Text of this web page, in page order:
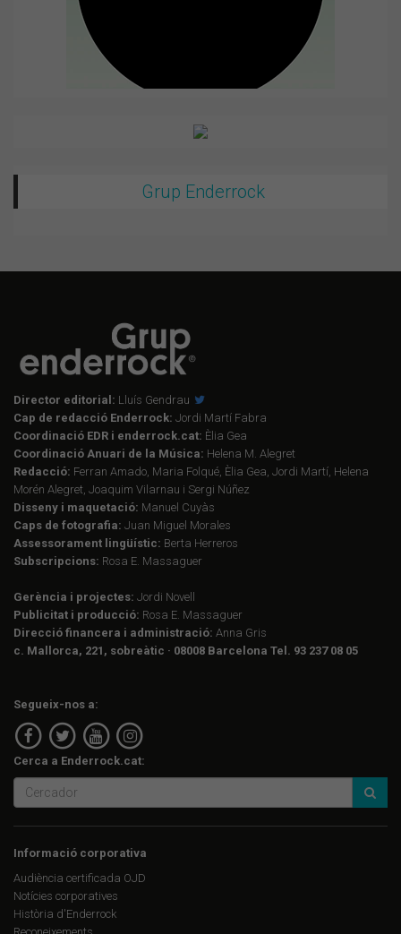
Grup Enderrock
Director editorial: Lluís Gendrau
Cap de redacció Enderrock: Jordi Martí Fabra
Coordinació EDR i enderrock.cat: Èlia Gea
Coordinació Anuari de la Música: Helena M. Alegret
Redacció: Ferran Amado, Maria Folqué, Èlia Gea, Jordi Martí, Helena
Morén Alegret, Joaquim Vilarnau i Sergi Núñez
Disseny i maquetació: Manuel Cuyàs
Caps de fotografia: Juan Miguel Morales
Assessorament lingüístic: Berta Herreros
Subscripcions: Rosa E. Massaguer
Gerència i projectes: Jordi Novell
Publicitat i producció: Rosa E. Massaguer
Direcció financera i administració: Anna Gris
c. Mallorca, 221, sobreàtic · 08008 Barcelona Tel. 93 237 08 05
Segueix-nos a:
Cerca a Enderrock.cat:
Informació corporativa
Audiència certificada OJD
Notícies corporatives
Història d'Enderrock